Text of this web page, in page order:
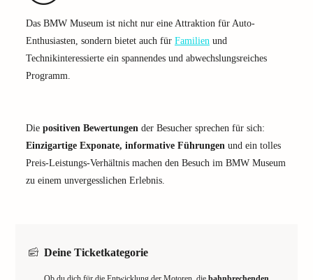
Das BMW Museum ist nicht nur eine Attraktion für Auto-
Enthusiasten, sondern bietet auch für Familien und
Technikinteressierte ein spannendes und abwechslungsreiches
Programm.
Die positiven Bewertungen der Besucher sprechen für sich:
Einzigartige Exponate, informative Führungen und ein tolles
Preis-Leistungs-Verhältnis machen den Besuch im BMW Museum
zu einem unvergesslichen Erlebnis.
Deine Ticketkategorie